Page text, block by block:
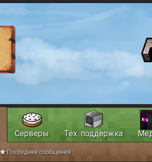
Последние сообщения
Серверы Тех. поддержка